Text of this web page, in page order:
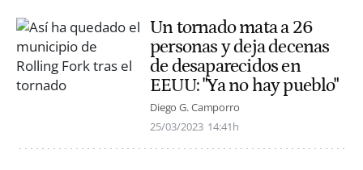
Un tornado mata a 26
personas y deja decenas
de desaparecidos en
EEUU: "Ya no hay pueblo"
Diego G. Camporro
25/03/2023 14:41h